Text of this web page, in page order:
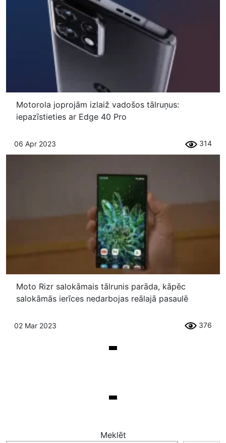
Motorola joprojām izlaiž vadošos tālruņus:
iepazīstieties ar Edge 40 Pro
06 Apr 2023 314
Moto Rizr salokāmais tālrunis parāda, kāpēc
salokāmās ierīces nedarbojas reālajā pasaulē
02 Mar 2023 376
Meklēt